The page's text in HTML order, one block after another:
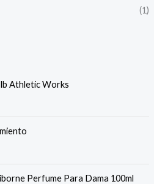
(1)
Athletic Works
Perfume Para Dama 100ml